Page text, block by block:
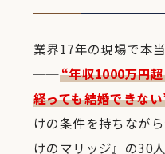
業界17年の現場で本
──“年収1000万円
経っても結婚できな
けの条件を持ちなが
けのマリッジ』の30